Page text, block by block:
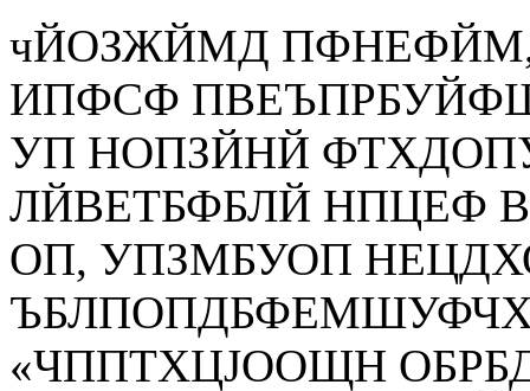
чЙОЗЖЙМД
ИПФСФ
УП НОПЗЙНЙ
ЛЙВЕТБФБЛЙ
ОП, УПЗМБУОП
«ЧППТХЦЈООЩН